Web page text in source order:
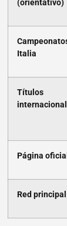
(orientativo)
Italia
Títulos
Página oficial
Red principal